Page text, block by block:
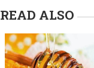
READ ALSO